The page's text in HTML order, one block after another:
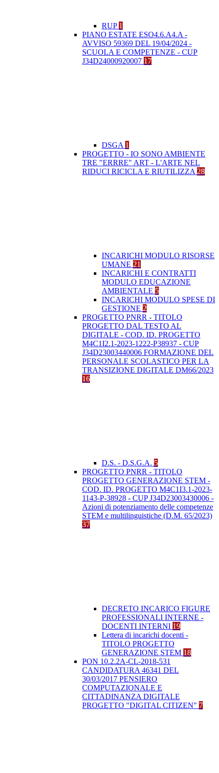
RUP 1
PIANO ESTATE ESO4.6.A4.A -
AVVISO 59369 DEL 19/04/2024 -
SCUOLA E COMPETENZE - CUP
J34D24000920007 17
DSGA 1
PROGETTO - IO SONO AMBIENTE
TRE "ERRRE" ART - L'ARTE NEL
RIDUCI RICICLA E RIUTILIZZA 28
INCARICHI MODULO RISORSE
UMANE 21
INCARICHI E CONTRATTI
MODULO EDUCAZIONE
AMBIENTALE 5
INCARICHI MODULO SPESE DI
GESTIONE 2
PROGETTO PNRR - TITOLO
PROGETTO DAL TESTO AL
DIGITALE - COD. ID. PROGETTO
M4C1I2.1-2023-1222-P38937 - CUP
J34D23003440006 FORMAZIONE DEL
PERSONALE SCOLASTICO PER LA
TRANSIZIONE DIGITALE DM66/2023
16
D.S. - D.S.G.A. 5
PROGETTO PNRR - TITOLO
PROGETTO GENERAZIONE STEM -
COD. ID. PROGETTO M4C1I3.1-2023-
1143-P-38928 - CUP J34D23003430006 -
Azioni di potenziamento delle competenze
STEM e multilinguistiche (D.M. 65/2023)
37
DECRETO INCARICO FIGURE
PROFESSIONALI INTERNE -
DOCENTI INTERNI 19
Lettera di incarichi docenti -
TITOLO PROGETTO
GENERAZIONE STEM 18
PON 10.2.2A-CL-2018-531
CANDIDATURA 46341 DEL
30/03/2017 PENSIERO
COMPUTAZIONALE E
CITTADINANZA DIGITALE
PROGETTO "DIGITAL CITIZEN" 7